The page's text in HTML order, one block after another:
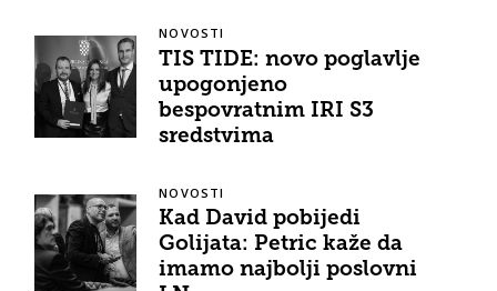
NOVOSTI
TIS TIDE: novo poglavlje
upogonjeno
bespovratnim IRI S3
sredstvima
NOVOSTI
Kad David pobijedi
Golijata: Petric kaže da
imamo najbolji poslovni